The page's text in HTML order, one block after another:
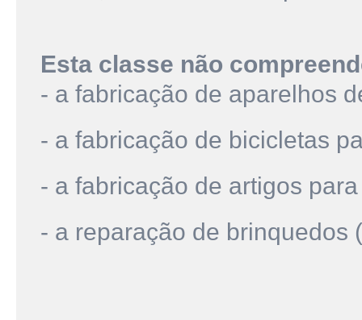
Esta classe não
- a fabricação de aparelhos
- a fabricação de bicicletas
- a fabricação de artigos
- a reparação de brinquedos